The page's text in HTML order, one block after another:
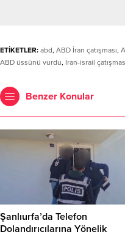
ETİKETLER: abd, ABD İran çatışması,
ABD üssünü vurdu, İran-israil
Benzer Konular
Şanlıurfa’da Telefon
Dolandırıcılarına Yönelik